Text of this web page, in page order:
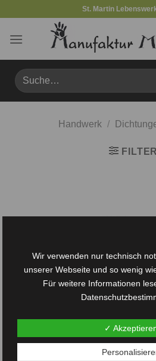
springen
St. Martin
Suche
nach:
Handwerk /
FILTER
Wir verwenden nur technisch
unserer Webseite und so wenig
Für weitere Informationen
✓